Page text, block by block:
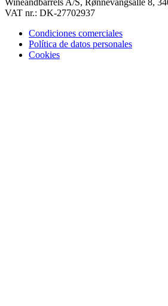
VAT nr.: DK-27702937
Condiciones comerciales
Política de datos personales
Cookies